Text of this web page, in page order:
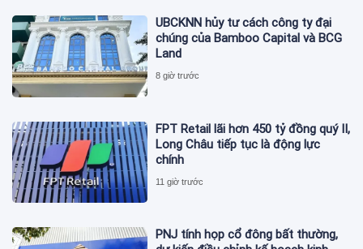
UBCKNN hủy tư cách công ty đại
chúng của Bamboo Capital và BCG
Land
8 giờ trước
FPT Retail lãi hơn 450 tỷ đồng quý II,
Long Châu tiếp tục là động lực
chính
11 giờ trước
PNJ tính họp cổ đông bất thường,